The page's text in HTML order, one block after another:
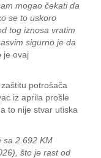
mogao čekati da
se to uskoro
tog iznosa vratim
sigurno je da
je ovaj
potrošača
iz aprila prošle
to nije stvar utiska
sa 2.692 KM
što je rast od